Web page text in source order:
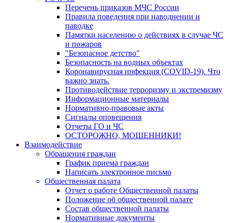
Перечень приказов МЧС России
Правила поведения при наводнении и
паводке
Памятки населению о действиях в случае ЧС
и пожаров
"Безопасное детство"
Безопасность на водных объектах
Коронавирусная инфекция (COVID-19). Что
важно знать.
Противодействие терроризму и экстремизму
Информационные материалы
Нормативно-правовые акты
Сигналы оповещения
Отчеты ГО и ЧС
ОСТОРОЖНО, МОШЕННИКИ!
Взаимодействие
Обращения граждан
График приема граждан
Написать электронное письмо
Общественная палата
Отчет о работе Общественной палаты
Положение об общественной палате
Состав общественной палаты
Нормативные документы